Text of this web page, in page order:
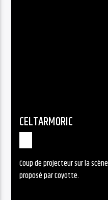
CELTARMORIC
Coup de projecteur sur la
proposé par Coyotte.